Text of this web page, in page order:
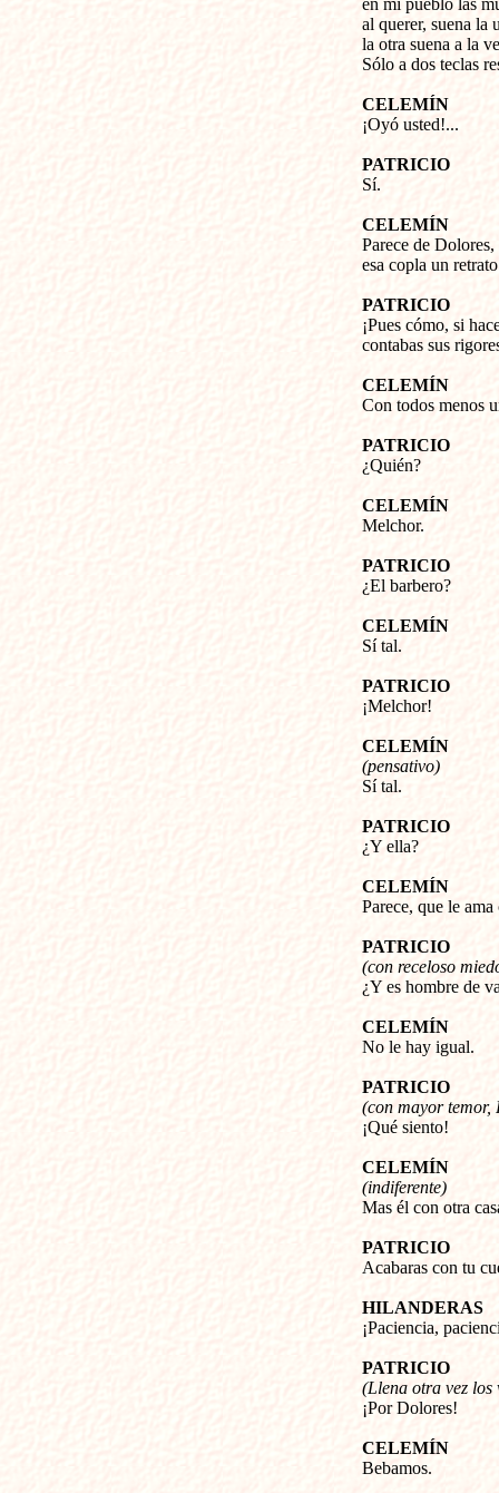
en mi pueblo las
al querer, suena la
la otra suena a la
Sólo a dos teclas
CELEMÍN
¡Oyó usted!...
PATRICIO
Sí.
CELEMÍN
Parece de Dolores,
esa copla un
PATRICIO
¡Pues cómo, si
contabas sus
CELEMÍN
Con todos menos
PATRICIO
¿Quién?
CELEMÍN
Melchor.
PATRICIO
¿El barbero?
CELEMÍN
Sí tal.
PATRICIO
¡Melchor!
CELEMÍN
(pensativo)
Sí tal.
PATRICIO
¿Y ella?
CELEMÍN
Parece, que le
PATRICIO
(con receloso
¿Y es hombre de
CELEMÍN
No le hay igual.
PATRICIO
(con mayor temor,
¡Qué siento!
CELEMÍN
(indiferente)
Mas él con otra
PATRICIO
Acabaras con tu
HILANDERAS
¡Paciencia,
PATRICIO
(Llena otra vez los
¡Por Dolores!
CELEMÍN
Bebamos.